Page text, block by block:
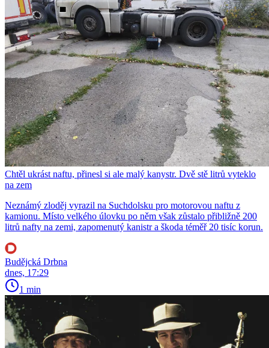
Chtěl ukrást naftu, přinesl si ale malý kanystr. Dvě stě litrů vyteklo
na zem
Neznámý zloděj vyrazil na Suchdolsku pro motorovou naftu z
kamionu. Místo velkého úlovku po něm však zůstalo přibližně 200
litrů nafty na zemi, zapomenutý kanistr a škoda téměř 20 tisíc korun.
Budějcká Drbna
dnes, 17:29
1 min